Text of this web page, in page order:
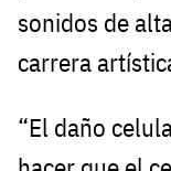
sonidos de
carrera
“El daño